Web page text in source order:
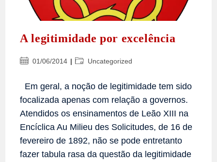
A legitimidade por excelência
Post01/06/2014
Categoria
Uncategorized
Em geral, a noção de legitimidade tem sido
focalizada apenas com relação a governos.
Atendidos os ensinamentos de Leão XIII na
Encíclica Au Milieu des Solicitudes, de 16 de
fevereiro de 1892, não se pode entretanto
fazer tabula rasa da questão da legitimidade